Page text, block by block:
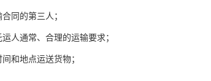
同的第三人；
人通常、合理的运输要求；
和地点运送货物；